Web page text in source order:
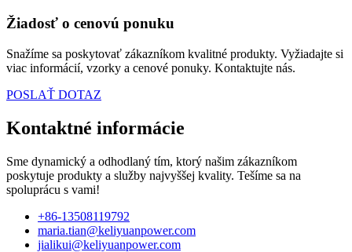
Žiadosť o cenovú ponuku
Snažíme sa poskytovať zákazníkom kvalitné produkty. Vyžiadajte si
viac informácií, vzorky a cenové ponuky. Kontaktujte nás.
POSLAŤ DOTAZ
Kontaktné informácie
Sme dynamický a odhodlaný tím, ktorý našim zákazníkom
poskytuje produkty a služby najvyššej kvality. Tešíme sa na
spoluprácu s vami!
+86-13508119792
maria.tian@keliyuanpower.com
jialikui@keliyuanpower.com